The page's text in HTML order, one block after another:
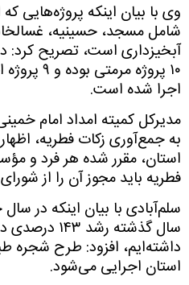
وی با بیان اینکه پروژه‌هایی
شامل مسجد، حسینیه،
آبخیزداری است، تصریح
۱۰ پروژه مرمتی بوده و ۹
اجرا شده است.
مدیرکل کمیته امداد امام
به جمع‌آوری زکات فطریه،
استان، مقرر شده هر فرد و
فطریه باید مجوز آن را از
سلم‌آبادی با بیان اینکه در
سال گذشته رشد ۱۴۳ درصدی
داشته‌ایم، افزود: طرح شجره
استان اجرایی می‌شود.